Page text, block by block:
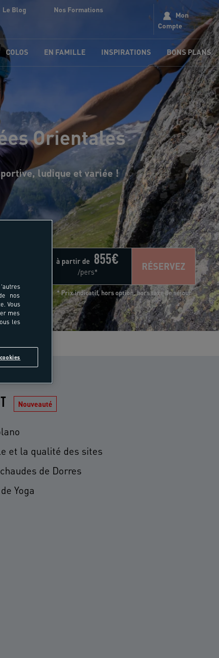
Le Blog Nos Formations
Mon
Compte
COLOS EN FAMILLE INSPIRATIONS BONS PLANS
Orientales
ludique et variée !
à partir de 855€
/pers* RÉSERVEZ
* Prix indicatif, hors option, hors taxe de séjour
Nouveauté
et la qualité des sites
de Dorres
Yoga
nos
Vous
mes
les